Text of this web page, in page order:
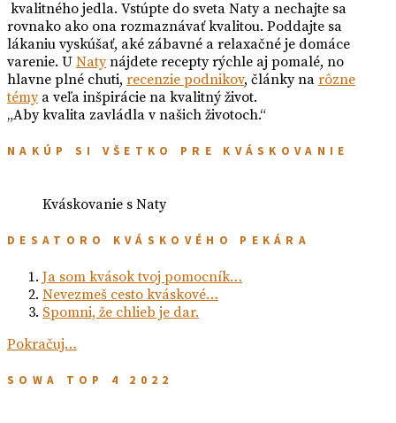
kvalitného jedla. Vstúpte do sveta Naty a nechajte sa
rovnako ako ona rozmaznávať kvalitou. Poddajte sa
lákaniu vyskúšať, aké zábavné a relaxačné je domáce
varenie. U Natynájdete recepty rýchle aj pomalé, no
hlavne plné chuti, recenzie podnikov, články na rôzne
témya veľa inšpirácie na kvalitný život.
„Aby kvalita zavládla v našich životoch.“
NAKÚP SI VŠETKO PRE KVÁSKOVANIE
Kváskovanie s Naty
DESATORO KVÁSKOVÉHO PEKÁRA
Ja som kvások tvoj pomocník…
Nevezmeš cesto kváskové…
Spomni, že chlieb je dar.
Pokračuj…
SOWA TOP 4 2022